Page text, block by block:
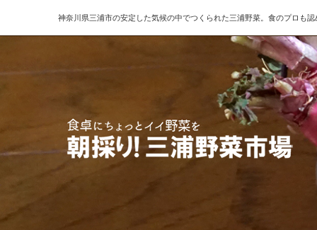
神奈川県三浦市の安定した気候の中でつくられた三浦野菜。食のプロも